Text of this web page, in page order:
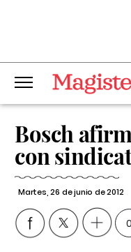
Bosch
con
Martes, 26 de junio de 2012
0